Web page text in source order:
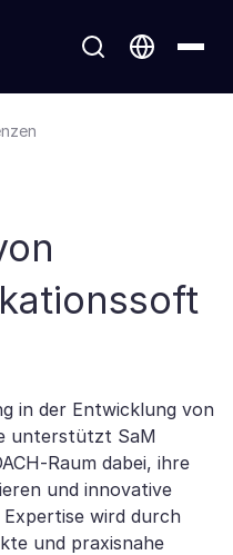
in der Entwicklung von
unterstützt SaM
Raum dabei, ihre
und innovative
wird durch
und praxisnahe